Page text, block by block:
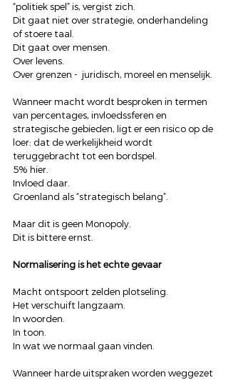
“politiek spel” is, vergist zich.
Dit gaat niet over strategie, onderhandeling
of stoere taal.
Dit gaat over mensen.
Over levens.
Over grenzen -  juridisch, moreel en menselijk.
Wanneer macht wordt besproken in termen
van percentages, invloedssferen en
strategische gebieden, ligt er een risico op de
loer: dat de werkelijkheid wordt
teruggebracht tot een bordspel.
5% hier.
Invloed daar.
Groenland als “strategisch belang”.
Maar dit is geen Monopoly.
Dit is bittere ernst.
Normalisering is het echte gevaar
Macht ontspoort zelden plotseling.
Het verschuift langzaam.
In woorden.
In toon.
In wat we normaal gaan vinden.
Wanneer harde uitspraken worden weggezet